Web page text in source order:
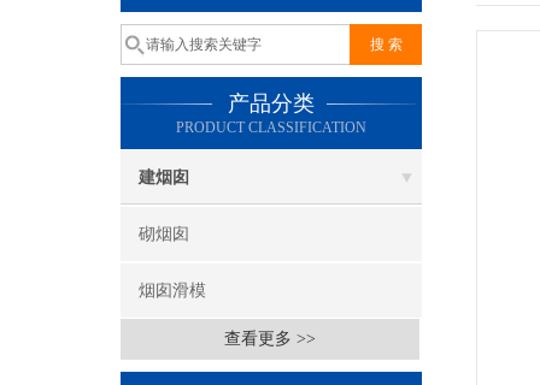
产品分类
PRODUCT CLASSIFICATION
建烟囱
砌烟囱
烟囱滑模
查看更多 >>